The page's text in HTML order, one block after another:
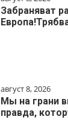
Забраняват
август 8, 2026
Мы на грани
правда,